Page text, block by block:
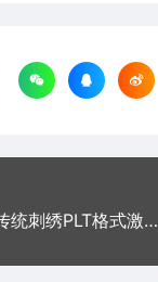
鸟语花香花鸟图鸽子世界和平中国传统刺绣PLT格式激光打标文件通用矢量图